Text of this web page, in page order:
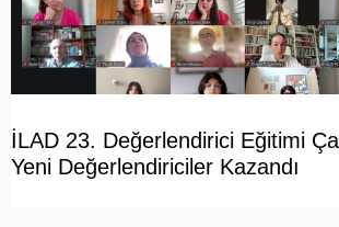
İLAD 23. Değerlendirici Eğitimi
Yeni Değerlendiriciler Kazandı